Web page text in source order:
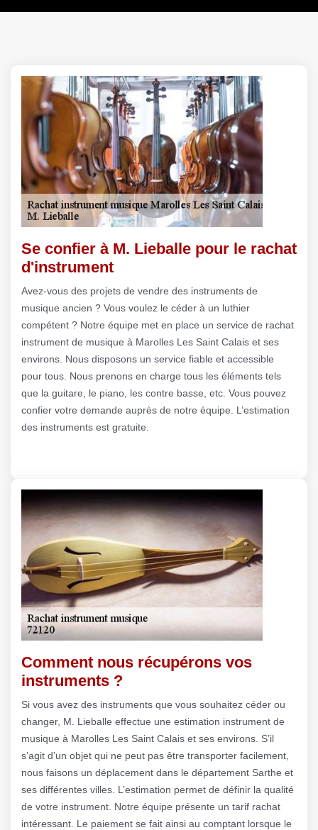
Se confier à M. Lieballe pour le rachat
d'instrument
Avez-vous des projets de vendre des instruments de
musique ancien ? Vous voulez le céder à un luthier
compétent ? Notre équipe met en place un service de rachat
instrument de musique à Marolles Les Saint Calais et ses
environs. Nous disposons un service fiable et accessible
pour tous. Nous prenons en charge tous les éléments tels
que la guitare, le piano, les contre basse, etc. Vous pouvez
confier votre demande auprès de notre équipe. L’estimation
des instruments est gratuite.
Comment nous récupérons vos
instruments ?
Si vous avez des instruments que vous souhaitez céder ou
changer, M. Lieballe effectue une estimation instrument de
musique à Marolles Les Saint Calais et ses environs. S’il
s’agit d’un objet qui ne peut pas être transporter facilement,
nous faisons un déplacement dans le département Sarthe et
ses différentes villes. L’estimation permet de définir la qualité
de votre instrument. Notre équipe présente un tarif rachat
intéressant. Le paiement se fait ainsi au comptant lorsque le